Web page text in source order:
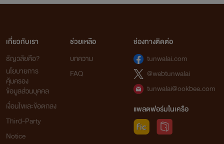
เกี่ยวกับเรา
ธัญวลัยคือ?
นโยบายการ
คุ้มครอง
ข้อมูลส่วนบุคคล
เงื่อนไขและข้อตกลง
Third-Party
Notice
ช่วยเหลือ
บทความ
FAQ
ช่องทางติดต่อ
tunwalai.com
@webtunwalai
tunwalai@ookbee.com
แพลตฟอร์มในเครือ